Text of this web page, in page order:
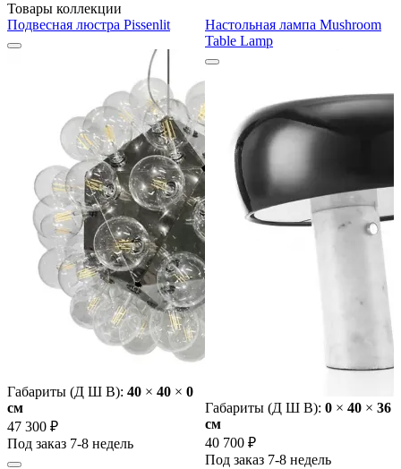
Товары коллекции
Подвесная люстра Pissenlit
Габариты (Д Ш В): 40 × 40 × 0
cм
47 300 ₽
Под заказ 7-8 недель
Настольная лампа Mushroom
Table Lamp
Габариты (Д Ш В): 0 × 40 × 36
cм
40 700 ₽
Под заказ 7-8 недель